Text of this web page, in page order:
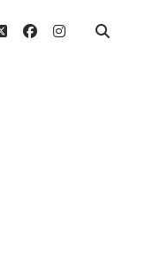
twitterfacebook
instagram